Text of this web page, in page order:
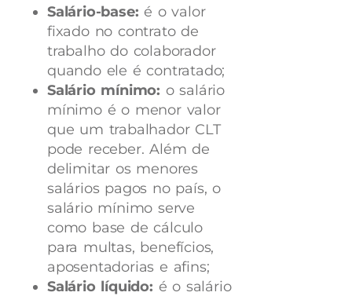
Salário-base: é o valor
fixado no contrato de
trabalho do colaborador
quando ele é contratado;
Salário mínimo: o salário
mínimo é o menor valor
que um trabalhador CLT
pode receber. Além de
delimitar os menores
salários pagos no país, o
salário mínimo serve
como base de cálculo
para multas, benefícios,
aposentadorias e afins;
Salário líquido: é o salário